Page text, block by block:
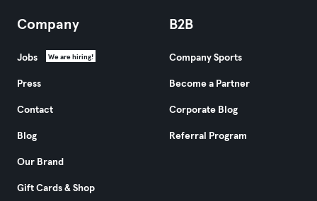
Company
Jobs We are hiring!
Press
Contact
Blog
Our Brand
Gift Cards & Shop
B2B
Company Sports
Become a Partner
Corporate Blog
Referral Program